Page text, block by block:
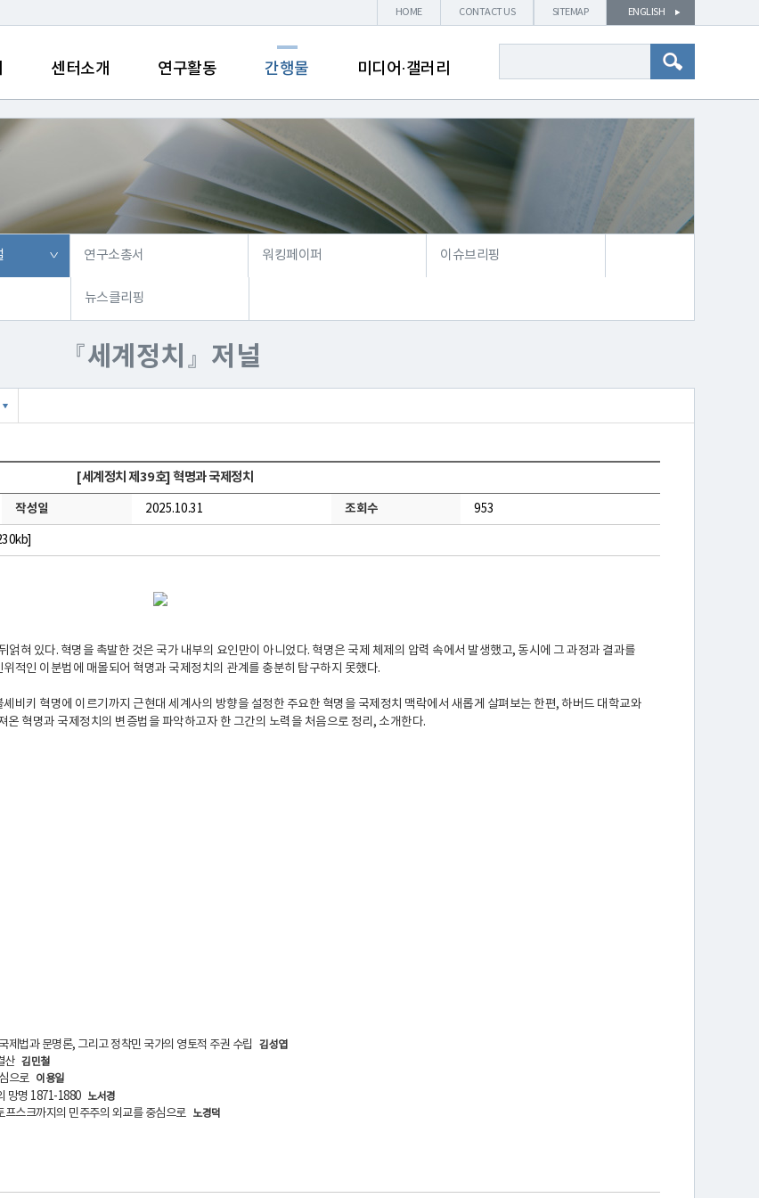
HOME CONTACT US SITEMAP ENGLISH
센터소개 연구활동 간행물 미디어·갤러리
연구소총서 워킹페이퍼 이슈브리핑
뉴스클리핑
『세계정치』저널
[세계정치 제39호] 혁명과 국제정치
작성일 2025.10.31 조회수 953
혀 있다. 혁명을 촉발한 것은 국가 내부의 요인만이 아니었다. 혁명은 국제 체제의 압력 속에서 발생했고, 동시에 그 과정과 결과를
적인 이분법에 매몰되어 혁명과 국제정치의 관계를 충분히 탐구하지 못했다.
비키 혁명에 이르기까지 근현대 세계사의 방향을 설정한 주요한 혁명을 국제정치 맥락에서 새롭게 살펴보는 한편, 하버드 대학교와
혁명과 국제정치의 변증법을 파악하고자 한 그간의 노력을 처음으로 정리, 소개한다.
법과 문명론, 그리고 정착민 국가의 영토적 주권 수립 김성엽
산 김민철
으로 이용일
망명 1871-1880 노서경
스크까지의 민주주의 외교를 중심으로 노경덕